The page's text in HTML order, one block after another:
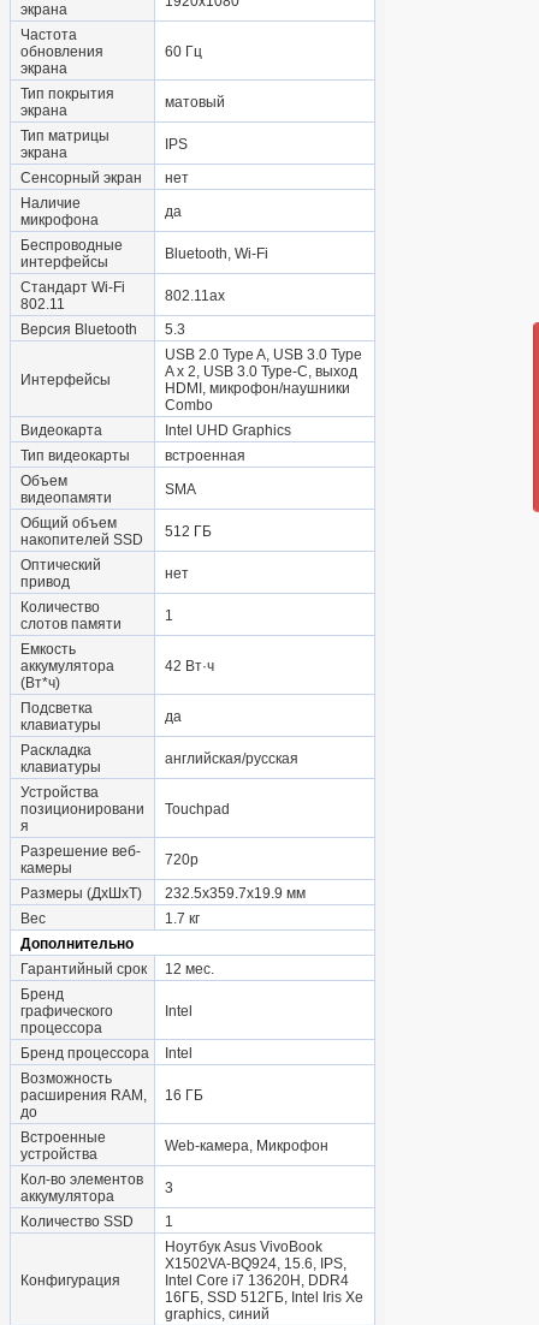
экрана
Частота
обновления
экрана
60 Гц
Тип покрытия
экрана
матовый
Тип матрицы
экрана
IPS
Сенсорный экран
нет
Наличие
микрофона
да
Беспроводные
интерфейсы
Bluetooth, Wi-Fi
Стандарт Wi-Fi
802.11
802.11ax
Версия Bluetooth
5.3
Интерфейсы
USB 2.0 Type A, USB 3.0 Type
A x 2, USB 3.0 Type-С, выход
HDMI, микрофон/наушники
Combo
Видеокарта
Intel UHD Graphics
Тип видеокарты
встроенная
Объем
видеопамяти
SMA
Общий объем
накопителей SSD
512 ГБ
Оптический
привод
нет
Количество
слотов памяти
1
Емкость
аккумулятора
(Вт*ч)
42 Вт·ч
Подсветка
клавиатуры
да
Раскладка
клавиатуры
английская/русская
Устройства
позиционировани
я
Touchpad
Разрешение веб-
камеры
720p
Размеры (ДхШхТ)
232.5x359.7x19.9 мм
Вес
1.7 кг
Дополнительно
Гарантийный срок
12 мес.
Бренд
графического
процессора
Intel
Бренд процессора
Intel
Возможность
расширения RAM,
до
16 ГБ
Встроенные
устройства
Web-камера, Микрофон
Кол-во элементов
аккумулятора
3
Количество SSD
1
Конфигурация
Ноутбук Asus VivoBook
X1502VA-BQ924, 15.6, IPS,
Intel Core i7 13620H, DDR4
16ГБ, SSD 512ГБ, Intel Iris Xe
graphics, синий